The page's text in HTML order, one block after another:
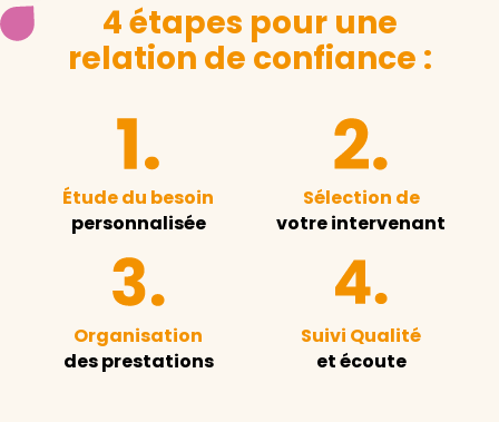
4 étapes pour une
relation de confiance :
Étude du besoin
personnalisée
Sélection de
votre intervenant
Organisation
des prestations
Suivi Qualité
et écoute